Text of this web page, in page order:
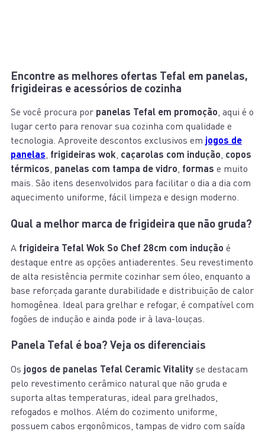
Encontre as melhores ofertas Tefal em panelas,
frigideiras e acessórios de cozinha
Se você procura por panelas Tefal em promoção, aqui é o
lugar certo para renovar sua cozinha com qualidade e
tecnologia. Aproveite descontos exclusivos em jogos de
panelas, frigideiras wok, caçarolas com indução, copos
térmicos, panelas com tampa de vidro, formas e muito
mais. São itens desenvolvidos para facilitar o dia a dia com
aquecimento uniforme, fácil limpeza e design moderno.
Qual a melhor marca de frigideira que não gruda?
A frigideira Tefal Wok So Chef 28cm com indução é
destaque entre as opções antiaderentes. Seu revestimento
de alta resistência permite cozinhar sem óleo, enquanto a
base reforçada garante durabilidade e distribuição de calor
homogênea. Ideal para grelhar e refogar, é compatível com
fogões de indução e ainda pode ir à lava-louças.
Panela Tefal é boa? Veja os diferenciais
Os jogos de panelas Tefal Ceramic Vitality se destacam
pelo revestimento cerâmico natural que não gruda e
suporta altas temperaturas, ideal para grelhados,
refogados e molhos. Além do cozimento uniforme,
possuem cabos ergonômicos, tampas de vidro com saída